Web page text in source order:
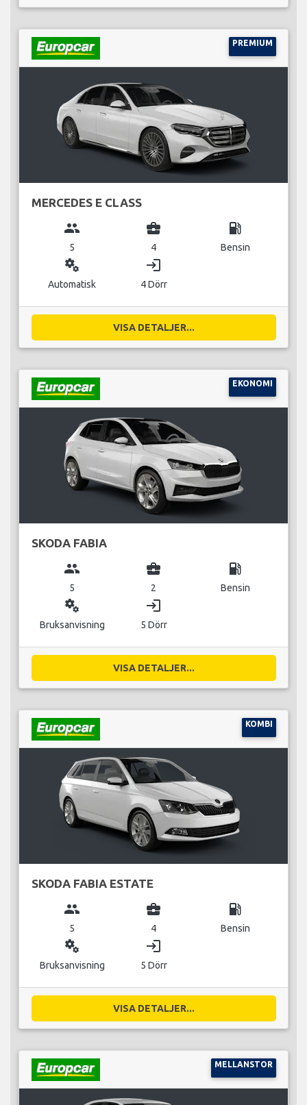
PREMIUM
MERCEDES E CLASS
group
5
business_center
4
local_gas_station
Bensin
miscellaneous_services
Automatisk
login
4 Dörr
VISA DETALJER...
EKONOMI
SKODA FABIA
group
5
business_center
2
local_gas_station
Bensin
miscellaneous_services
Bruksanvisning
login
5 Dörr
VISA DETALJER...
KOMBI
SKODA FABIA ESTATE
group
5
business_center
4
local_gas_station
Bensin
miscellaneous_services
Bruksanvisning
login
5 Dörr
VISA DETALJER...
MELLANSTOR